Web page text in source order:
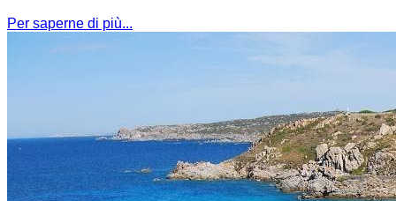
Per saperne di più...